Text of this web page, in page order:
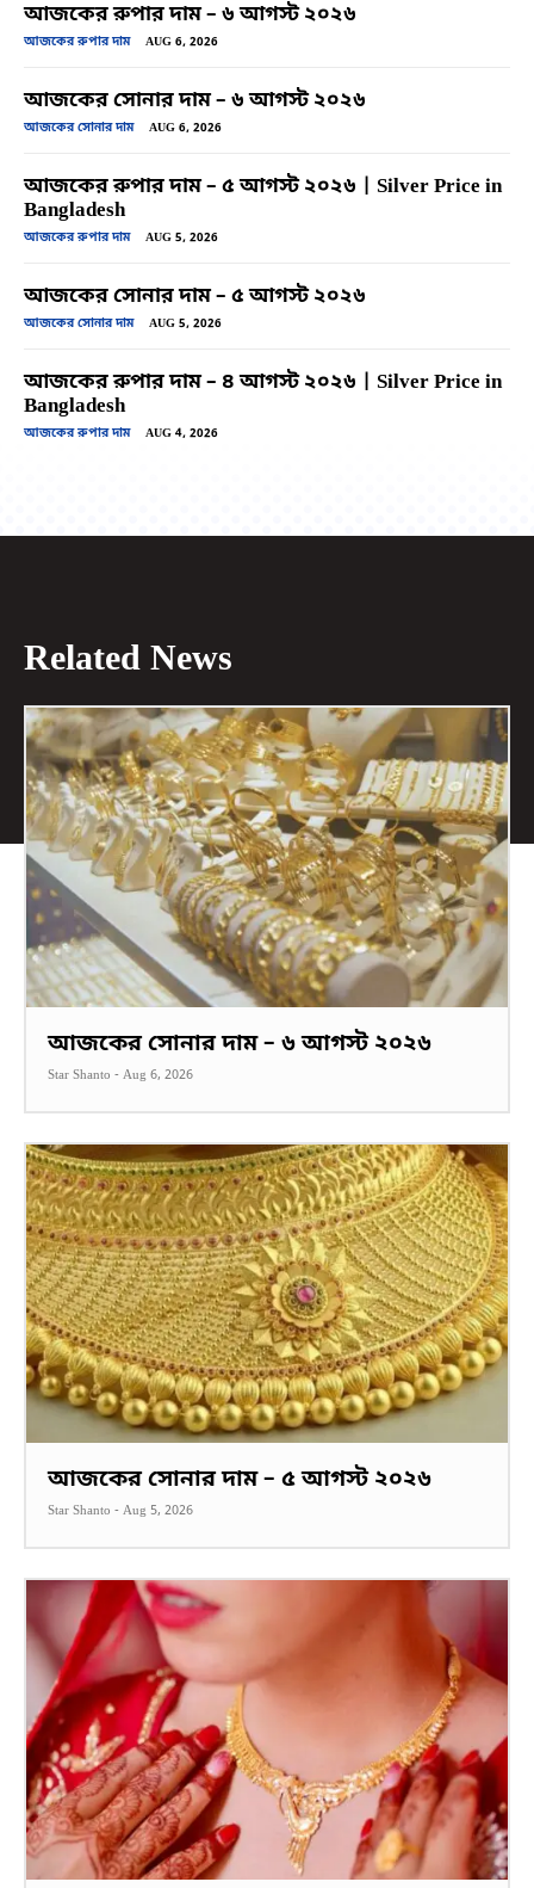
আজকের রুপার দাম – ৬ আগস্ট ২০২৬
আজকের রুপার দাম AUG 6, 2026
আজকের সোনার দাম – ৬ আগস্ট ২০২৬
আজকের সোনার দাম AUG 6, 2026
আজকের রুপার দাম – ৫ আগস্ট ২০২৬ | Silver Price in
Bangladesh
আজকের রুপার দাম AUG 5, 2026
আজকের সোনার দাম – ৫ আগস্ট ২০২৬
আজকের সোনার দাম AUG 5, 2026
আজকের রুপার দাম – ৪ আগস্ট ২০২৬ | Silver Price in
Bangladesh
আজকের রুপার দাম AUG 4, 2026
Related News
আজকের সোনার দাম – ৬ আগস্ট ২০২৬
Star Shanto - Aug 6, 2026
আজকের সোনার দাম – ৫ আগস্ট ২০২৬
Star Shanto - Aug 5, 2026